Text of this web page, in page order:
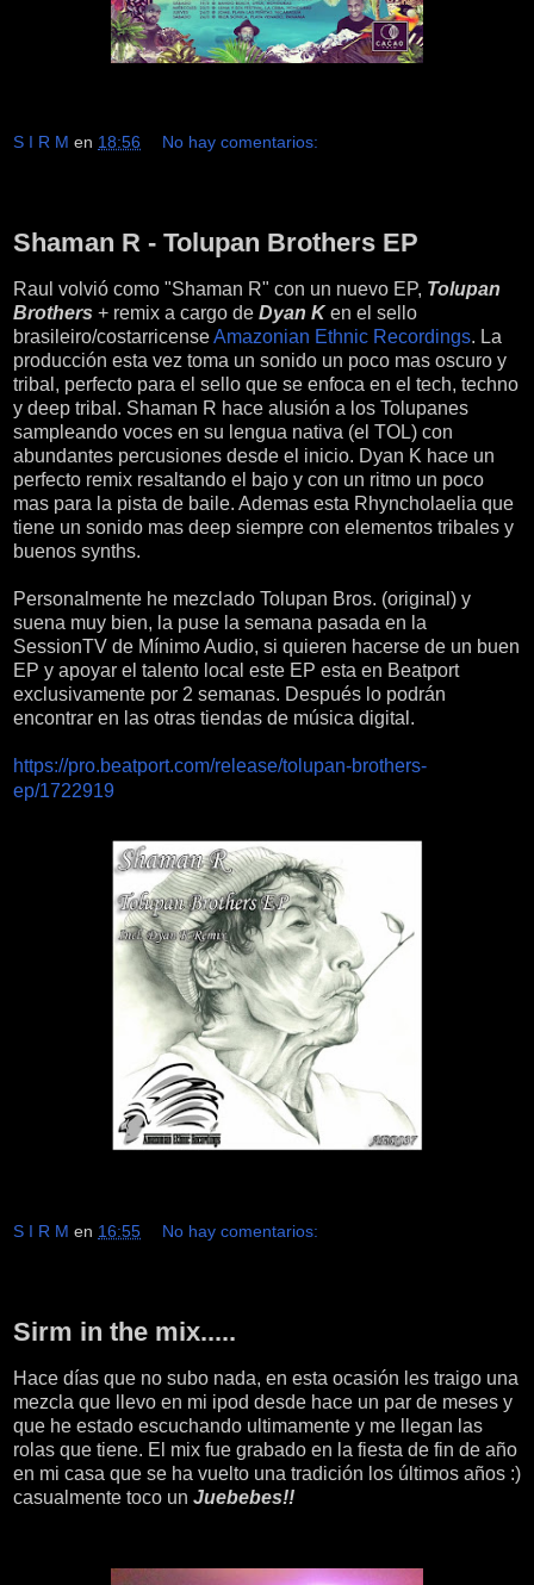
S I R M en 18:56 No hay comentarios:
Shaman R - Tolupan Brothers EP
Raul volvió como "Shaman R" con un nuevo EP, Tolupan
Brothers + remix a cargo de Dyan Ken el sello
brasileiro/costarricenseAmazonian Ethnic Recordings. La
producción esta vez toma un sonido un poco mas oscuro y
tribal, perfecto para el sello que se enfoca en el tech, techno
y deep tribal. Shaman R hace alusión a los Tolupanes
sampleando voces en su lengua nativa (el TOL) con
abundantes percusiones desde el inicio. Dyan K hace un
perfecto remix resaltando el bajo y con un ritmo un poco
mas para la pista de baile. Ademas esta Rhyncholaelia que
tiene un sonido mas deep siempre con elementos tribales y
buenos synths.
Personalmente he mezclado Tolupan Bros. (original) y
suena muy bien, la puse la semana pasada en la
SessionTV de Mínimo Audio, si quieren hacerse de un buen
EP y apoyar el talento local este EP esta en Beatport
exclusivamente por 2 semanas. Después lo podrán
encontrar en las otras tiendas de música digital.
https://pro.beatport.com/release/tolupan-brothers-
ep/1722919
S I R M en 16:55 No hay comentarios:
Sirm in the mix.....
Hace días que no subo nada, en esta ocasión les traigo una
mezcla que llevo en mi ipod desde hace un par de meses y
que he estado escuchando ultimamente y me llegan las
rolas que tiene. El mix fue grabado en la fiesta de fin de año
en mi casa que se ha vuelto una tradición los últimos años :)
casualmente toco un Juebebes!!